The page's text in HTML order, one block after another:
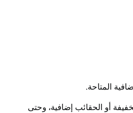
المتاحة.
أو الحقائب إضافية، وحتى